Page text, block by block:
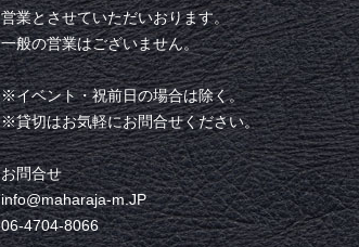
営業とさせていただいおります。
一般の営業はございません。
※イベント・祝前日の場合は除く。
※貸切はお気軽にお問合せください。
お問合せ
info@maharaja-m.JP
06-4704-8066